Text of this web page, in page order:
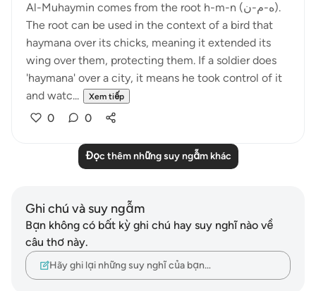
Al-Muhaymin comes from the root h-m-n (ه-م-ن).
The root can be used in the context of a bird that
haymana over its chicks, meaning it extended its
wing over them, protecting them. If a soldier does
'haymana' over a city, it means he took control of it
and watc...
Xem tiếp
0 0
Đọc thêm những suy ngẫm khác
Ghi chú và suy ngẫm
Bạn không có bất kỳ ghi chú hay suy nghĩ nào về
câu thơ này.
Hãy ghi lại những suy nghĩ của bạn…